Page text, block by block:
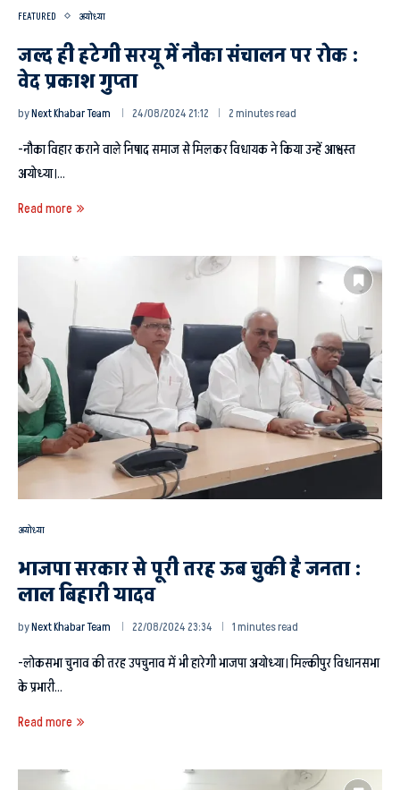
FEATURED अयोध्या
जल्द ही हटेगी सरयू में नौका संचालन पर रोक :
वेद प्रकाश गुप्ता
byNext Khabar Team 24/08/2024 21:12 2 minutes read
-नौका विहार कराने वाले निषाद समाज से मिलकर विधायक ने किया उन्हें आश्वस्त
अयोध्या।…
Read more
अयोध्या
भाजपा सरकार से पूरी तरह ऊब चुकी है जनता :
लाल बिहारी यादव
byNext Khabar Team 22/08/2024 23:34 1 minutes read
-लोकसभा चुनाव की तरह उपचुनाव में भी हारेगी भाजपा अयोध्या। मिल्कीपुर विधानसभा
के प्रभारी…
Read more